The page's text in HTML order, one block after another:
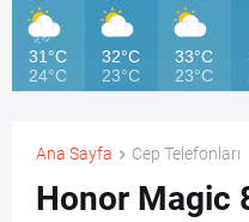
31°C
24°C
32°C
23°C
33°C
23°C
Ana Sayfa Cep Telefonları
Honor Magic